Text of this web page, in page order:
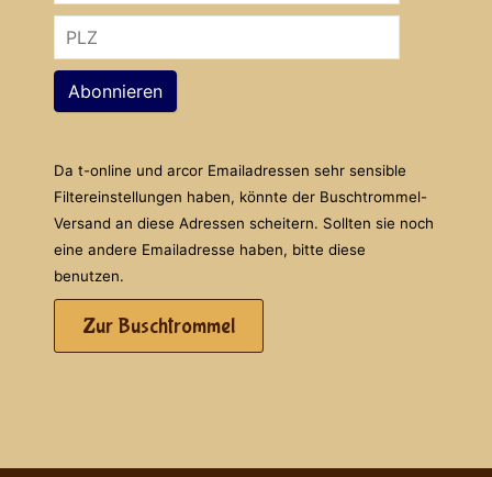
Abonnieren
Da t-online und arcor Emailadressen sehr sensible
Filtereinstellungen haben, könnte der Buschtrommel-
Versand an diese Adressen scheitern. Sollten sie noch
eine andere Emailadresse haben, bitte diese
benutzen.
Zur Buschtrommel